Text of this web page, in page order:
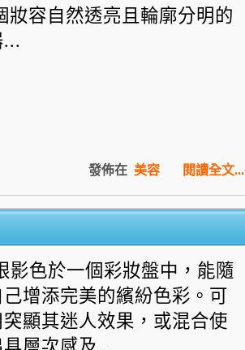
妝容自然透亮且輪廓分明的
閱讀全文...
發佈在 美容
影色於一個彩妝盤中， 能隨
己增添完美的繽紛色彩。可
顯其迷人效果， 或混合使